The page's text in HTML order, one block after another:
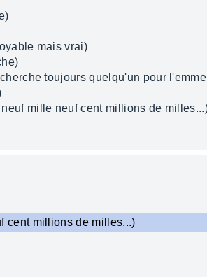
mais vrai)
toujours quelqu'un pour
mille neuf cent millions de
cent millions de milles...)